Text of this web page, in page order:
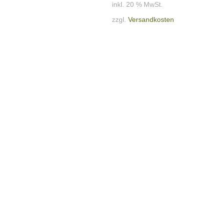
inkl. 20 % MwSt.
zzgl. Versandkosten